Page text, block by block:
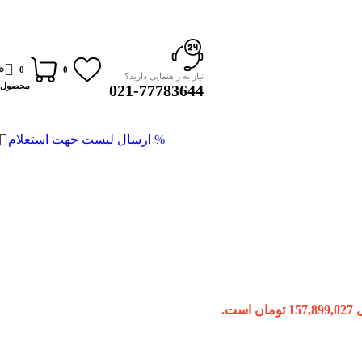
نیاز به راهنمایی دارید؟
021-77783644
0
0
محصول
% ارسال لیست جهت استعلام